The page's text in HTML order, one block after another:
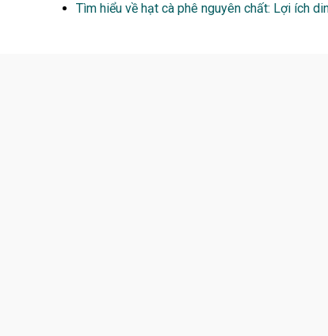
Tìm hiểu về hạt cà phê nguyên chất: Lợi ích